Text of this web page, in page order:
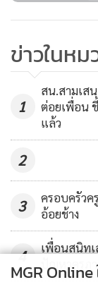
ข่าวในห
1
สน.สามเส
ต่อยเพื่อน
แล้ว
2
3
ครอบครัวค
อ้อยช้าง
4
เพื่อนสนิท
ปัญหาครูภ
MGR